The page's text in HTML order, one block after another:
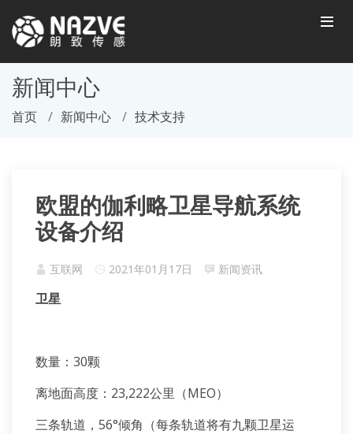
新闻中心
首页 新闻中心 技术支持
欧盟的伽利略卫星导航系统
设备介绍
互联网 2021年01月17日 新闻资讯
卫星
数量：30颗
离地面高度：23,222公里（MEO）
三条轨道，56°倾角（每条轨道将有九颗卫星运